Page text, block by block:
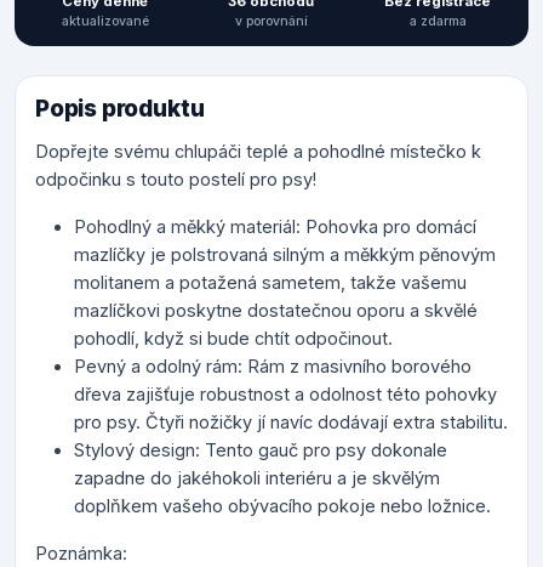
aktualizované v porovnání a zdarma
Popis produktu
Dopřejte svému chlupáči teplé a pohodlné místečko k
odpočinku s touto postelí pro psy!
Pohodlný a měkký materiál: Pohovka pro domácí
mazlíčky je polstrovaná silným a měkkým pěnovým
molitanem a potažená sametem, takže vašemu
mazlíčkovi poskytne dostatečnou oporu a skvělé
pohodlí, když si bude chtít odpočinout.
Pevný a odolný rám: Rám z masivního borového
dřeva zajišťuje robustnost a odolnost této pohovky
pro psy. Čtyři nožičky jí navíc dodávají extra stabilitu.
Stylový design: Tento gauč pro psy dokonale
zapadne do jakéhokoli interiéru a je skvělým
doplňkem vašeho obývacího pokoje nebo ložnice.
Poznámka: